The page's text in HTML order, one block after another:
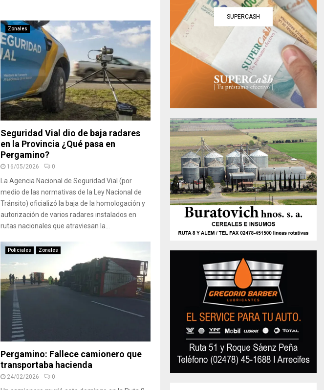
Zonales
Seguridad Vial dio de baja radares
en la Provincia ¿Qué pasa en
Pergamino?
16/05/2026 0
La Agencia Nacional de Seguridad Vial (por
medio de las normativas de la Ley Nacional de
Tránsito) oficializó la baja de la homologación y
autorización de varios radares instalados en
rutas nacionales que atraviesan la...
Policiales Zonales
Pergamino: Fallece camionero que
transportaba hacienda
24/02/2026 0
SUPERCASH